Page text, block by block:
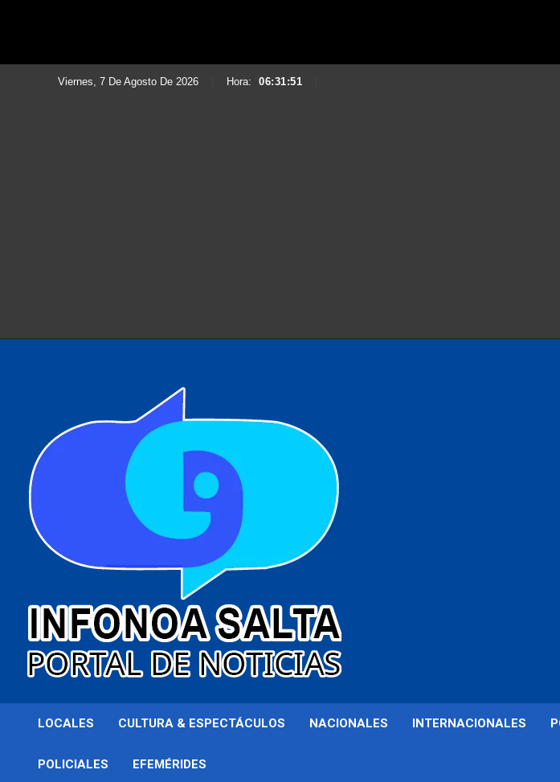
Viernes, 7 De Agosto De 2026 Hora: 06:31:52
Infonoa Salta
LOCALES CULTURA & ESPECTÁCULOS NACIONALES INTERNACIONALES
POLICIALES EFEMÉRIDES